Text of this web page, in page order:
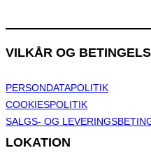
VILKÅR OG
PERSONDATAPOLITIK
COOKIESPOLITIK
SALGS- OG
LOKATION